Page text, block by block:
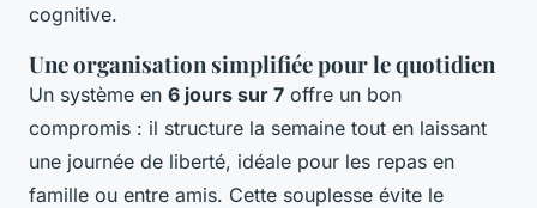
cognitive.
Une organisation simplifiée pour le quotidien
Un système en 6 jours sur 7 offre un bon
compromis : il structure la semaine tout en laissant
une journée de liberté, idéale pour les repas en
famille ou entre amis. Cette souplesse évite le